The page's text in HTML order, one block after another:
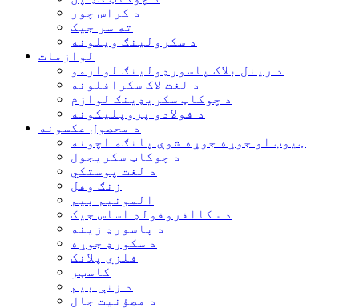
د کراس چور
ته سر جیک
د سکرولینګ ویلونه
لوازمات
د رینل بلاک پاسورډولینګ لوازمو
د لغت لاک سکرافلونه
د چوکاټ سکریډینګ لوازم
د فولادو پروپلیکونه
د محصول عکسونه
ټیوب او جوړه جوړه شوې پانګه اچونه
د چوکاټ سکریجول
د لغت پوستکي
زنګ وهل
المونیم بیم
د سکاافروفولډ اساس جیک
د پاسورډ زینه
د سکورډ جوړه
فلزي پلانک
کاسټر
د زنې بیم
د مصؤنیت جال